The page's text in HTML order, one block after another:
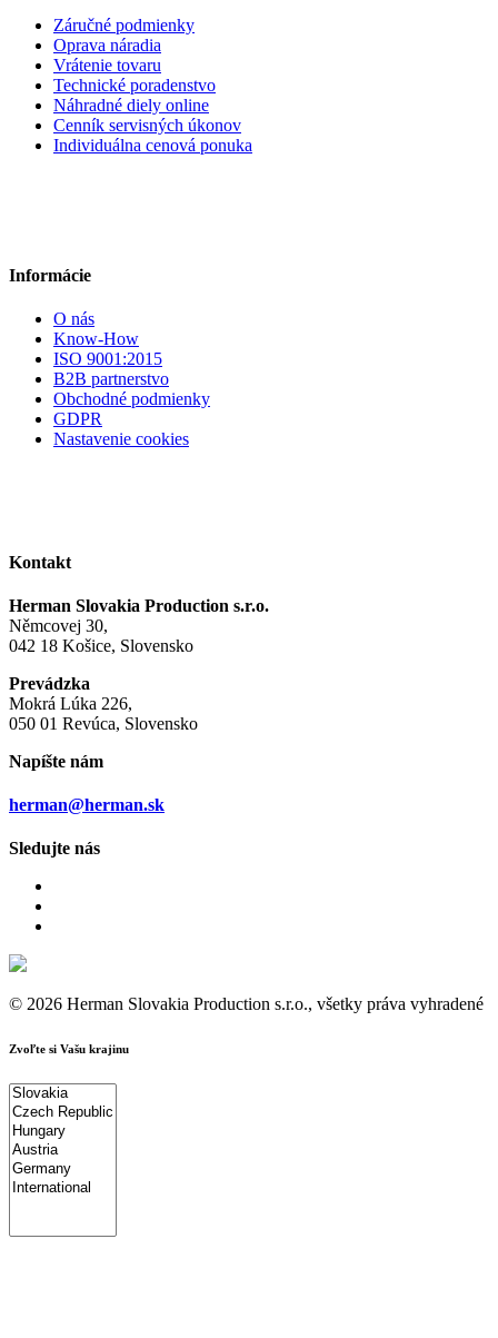
Záručné podmienky
Oprava náradia
Vrátenie tovaru
Technické poradenstvo
Náhradné diely online
Cenník servisných úkonov
Individuálna cenová ponuka
Informácie
O nás
Know-How
ISO 9001:2015
B2B partnerstvo
Obchodné podmienky
GDPR
Nastavenie cookies
Kontakt
Herman Slovakia Production s.r.o.
Němcovej 30,
042 18 Košice, Slovensko
Prevádzka
Mokrá Lúka 226,
050 01 Revúca, Slovensko
Napíšte nám
herman@herman.sk
Sledujte nás
© 2026 Herman Slovakia Production s.r.o., všetky práva vyhradené
Zvoľte si Vašu krajinu